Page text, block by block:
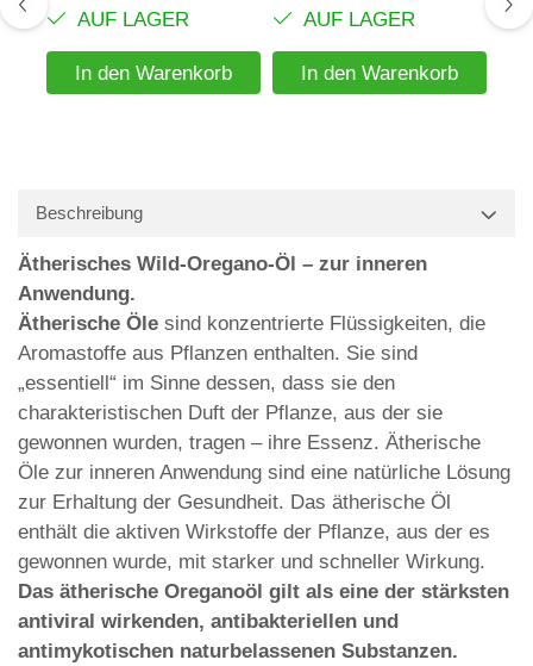
AUF LAGER
In den Warenkorb
AUF LAGER
In den Warenkorb
Beschreibung
Ätherisches Wild-Oregano-Öl – zur inneren
Anwendung.
Ätherische Öle sind konzentrierte Flüssigkeiten, die
Aromastoffe aus Pflanzen enthalten. Sie sind
„essentiell“ im Sinne dessen, dass sie den
charakteristischen Duft der Pflanze, aus der sie
gewonnen wurden, tragen – ihre Essenz. Ätherische
Öle zur inneren Anwendung sind eine natürliche Lösung
zur Erhaltung der Gesundheit. Das ätherische Öl
enthält die aktiven Wirkstoffe der Pflanze, aus der es
gewonnen wurde, mit starker und schneller Wirkung.
Das ätherische Oreganoöl gilt als eine der stärksten
antiviral wirkenden, antibakteriellen und
antimykotischen naturbelassenen Substanzen.